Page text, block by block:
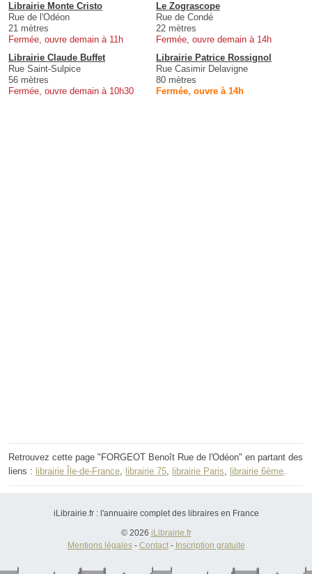
Librairie Monte Cristo
Rue de l'Odéon
21 mètres
Fermée, ouvre demain à 11h
Le Zograscope
Rue de Condé
22 mètres
Fermée, ouvre demain à 14h
Librairie Claude Buffet
Rue Saint-Sulpice
56 mètres
Fermée, ouvre demain à 10h30
Librairie Patrice Rossignol
Rue Casimir Delavigne
80 mètres
Fermée, ouvre à 14h
Retrouvez cette page "FORGEOT Benoît Rue de l'Odéon" en partant des
liens : librairie Île-de-France, librairie 75, librairie Paris, librairie 6ème.
iLibrairie.fr : l'annuaire complet des libraires en France
© 2026 iLibrairie.fr
Mentions légales- Contact- Inscription gratuite